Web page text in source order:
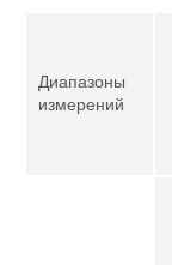
Диапазоны
измерений